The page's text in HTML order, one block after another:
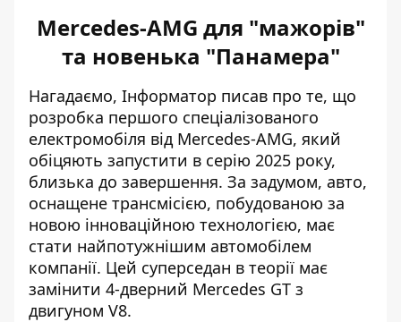
Mercedes-AMG для "мажорів"
та новенька "Панамера"
Нагадаємо, Інформатор писав про те, що
розробка першого спеціалізованого
електромобіля від Mercedes-AMG, який
обіцяють запустити в серію 2025 року,
близька до завершення. За задумом, авто,
оснащене трансмісією, побудованою за
новою інноваційною технологією, має
стати найпотужнішим автомобілем
компанії. Цей суперседан в теорії має
замінити 4-дверний Mercedes GT з
двигуном V8.